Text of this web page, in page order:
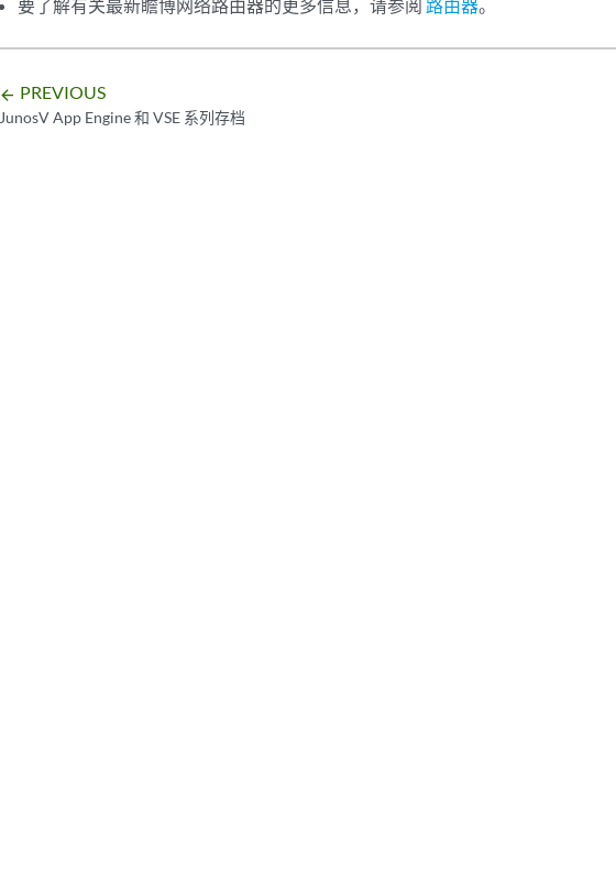
要了解有关最新瞻博网络路由器的更多信息，请参阅 路由器。
arrow_backward PREVIOUS
JunosV App Engine 和 VSE 系列存档